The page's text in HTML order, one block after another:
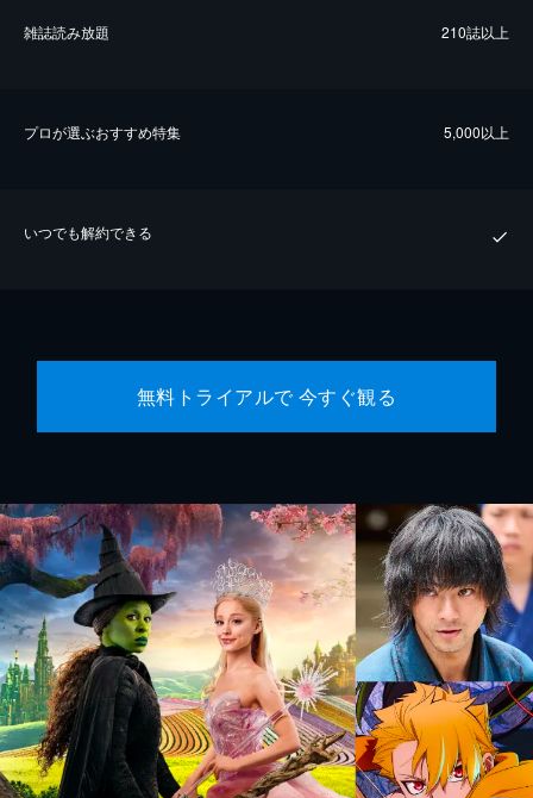
雑誌読み放題 210誌以上
プロが選ぶおすすめ特集 5,000以上
いつでも解約できる
無料トライアルで 今すぐ観る